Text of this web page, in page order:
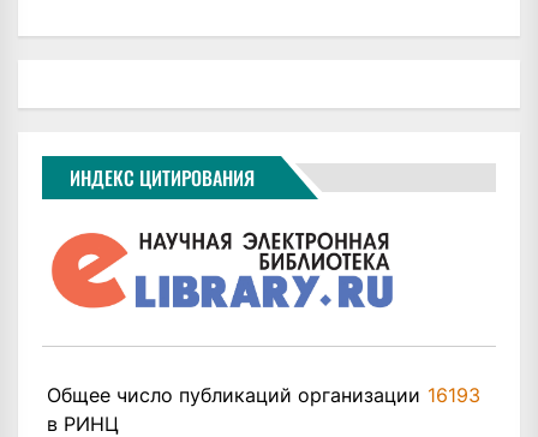
ИНДЕКС ЦИТИРОВАНИЯ
Общее число публикаций организации
в РИНЦ
16193